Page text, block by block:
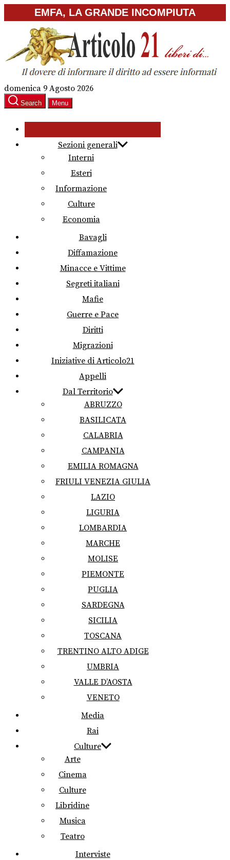
to
content
EMFA, LA GRANDE INCOMPIUTA
domenica 9 Agosto 2026
Search Menu
Sezioni generali
Interni
Esteri
Informazione
Culture
Economia
Bavagli
Diffamazione
Minacce e Vittime
Segreti italiani
Mafie
Guerre e Pace
Diritti
Migrazioni
Iniziative di Articolo21
Appelli
Dal Territorio
ABRUZZO
BASILICATA
CALABRIA
CAMPANIA
EMILIA ROMAGNA
FRIULI VENEZIA GIULIA
LAZIO
LIGURIA
LOMBARDIA
MARCHE
MOLISE
PIEMONTE
PUGLIA
SARDEGNA
SICILIA
TOSCANA
TRENTINO ALTO ADIGE
UMBRIA
VALLE D’AOSTA
VENETO
Media
Rai
Culture
Arte
Cinema
Culture
Libridine
Musica
Teatro
Interviste